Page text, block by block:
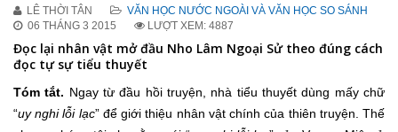
LÊ THỜI TÂN
VĂN HỌC NƯỚC NGOÀI VÀ VĂN HỌC SO SÁNH
06 THÁNG 3 2015
LƯỢT XEM: 4887
Đọc lại nhân vật mở đầu Nho Lâm Ngoại Sử theo đúng cách
đọc tự sự tiểu thuyết
Tóm tắt. Ngay từ đầu hồi truyện, nhà tiểu thuyết dùng mấy chữ
“uy nghi lỗi lạc” để giới thiệu nhân vật chính của thiên truyện. Thế